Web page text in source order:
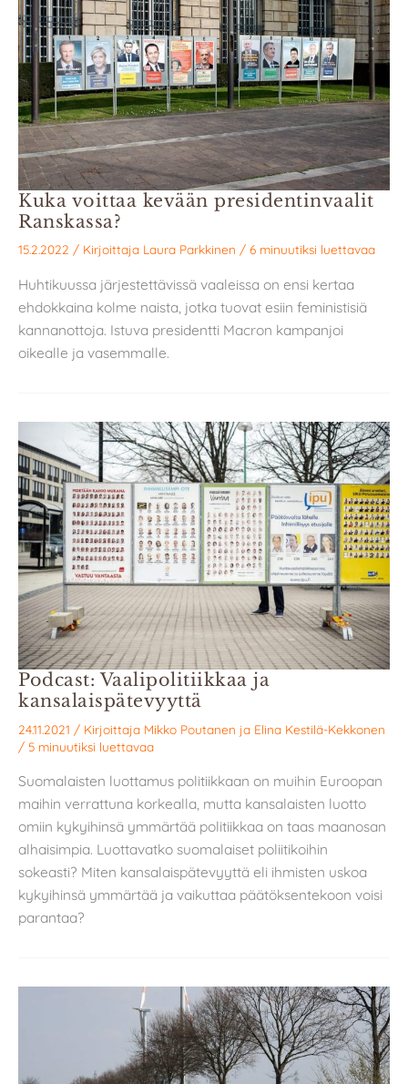
Kuka voittaa kevään presidentinvaalit
Ranskassa?
15.2.2022 / Kirjoittaja Laura Parkkinen / 6 minuutiksi luettavaa
Huhtikuussa järjestettävissä vaaleissa on ensi kertaa
ehdokkaina kolme naista, jotka tuovat esiin feministisiä
kannanottoja. Istuva presidentti Macron kampanjoi
oikealle ja vasemmalle.
Podcast: Vaalipolitiikkaa ja
kansalaispätevyyttä
24.11.2021 / Kirjoittaja Mikko Poutanen ja Elina Kestilä-Kekkonen
/ 5 minuutiksi luettavaa
Suomalaisten luottamus politiikkaan on muihin Euroopan
maihin verrattuna korkealla, mutta kansalaisten luotto
omiin kykyihinsä ymmärtää politiikkaa on taas maanosan
alhaisimpia. Luottavatko suomalaiset poliitikoihin
sokeasti? Miten kansalaispätevyyttä eli ihmisten uskoa
kykyihinsä ymmärtää ja vaikuttaa päätöksentekoon voisi
parantaa?